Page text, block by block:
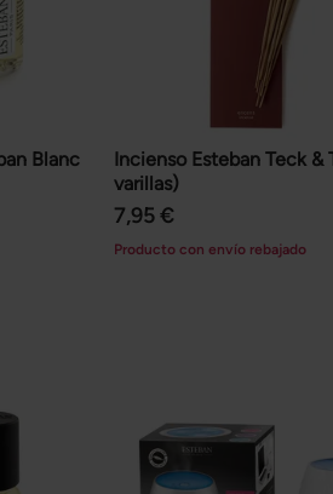
Blanc
Incienso Esteban Teck &
varillas)
7,95 €
Producto con envío rebajado